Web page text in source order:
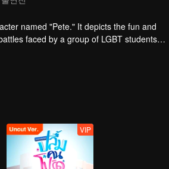
named "Pete." It depicts the fun and
faced by a group of LGBT students
The emergence of love stems from the
fear and confusion within their own hearts.
VIP